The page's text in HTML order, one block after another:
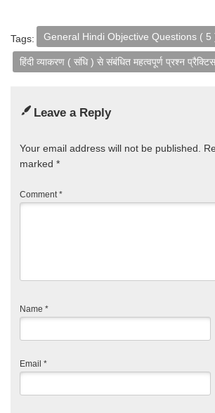
Tags: General Hindi Objective Questions ( 5
हिंदी व्याकरण ( संधि ) से संबंधित महत्वपूर्ण प्रश्न
Leave a Reply
Your email address will not be published.
marked *
Comment*
Name *
Email *